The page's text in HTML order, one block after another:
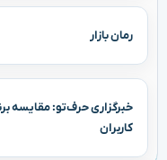
رمان بازار
خبرگزاری حرف‌تو: مقایسه
کاربران